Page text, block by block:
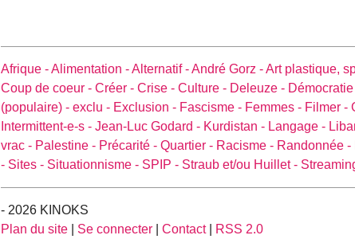
Afrique -Alimentation -Alternatif -André Gorz -Art plastique,
Coup de coeur - Créer - Crise - Culture - Deleuze -
(populaire) - exclu - Exclusion - Fascisme - Femmes - Filmer -
Intermittent-e-s - Jean-Luc Godard - Kurdistan - Langage -
vrac - Palestine - Précarité - Quartier - Racisme - Randonnée -
- Sites - Situationnisme - SPIP - Straub et/ou Huillet -
- 2026 KINOKS
Plan du site
Se connecter Contact| RSS 2.0